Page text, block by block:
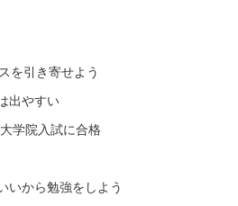
を引き寄せよう
出やすい
学院入試に合格
いから勉強をしよう